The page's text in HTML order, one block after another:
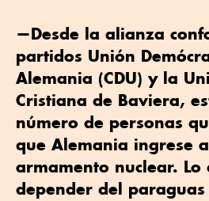
—Desde la alianza
partidos Unión
Alemania (CDU) y la
Cristiana de Baviera,
número de personas
que Alemania ingrese
armamento nuclear. Lo
depender del